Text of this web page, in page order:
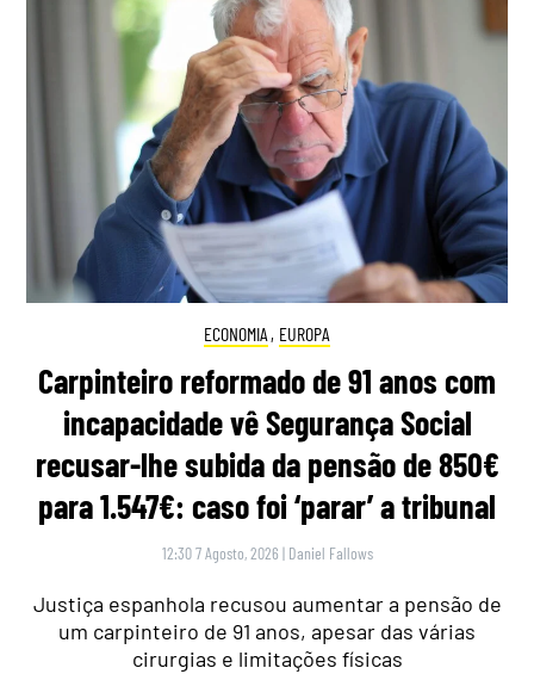
ECONOMIA , EUROPA
Carpinteiro reformado de 91 anos com
incapacidade vê Segurança Social
recusar-lhe subida da pensão de 850€
para 1.547€: caso foi ‘parar’ a tribunal
12:30 7 Agosto, 2026 | Daniel Fallows
Justiça espanhola recusou aumentar a pensão de
um carpinteiro de 91 anos, apesar das várias
cirurgias e limitações físicas